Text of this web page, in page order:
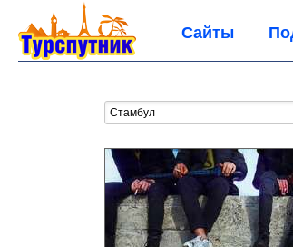
Сайты